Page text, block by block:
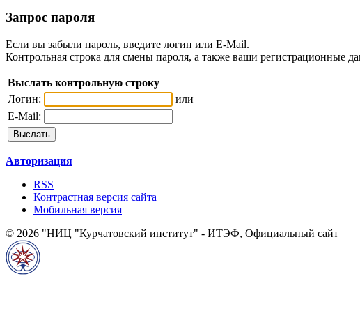
Запрос пароля
Если вы забыли пароль, введите логин или E-Mail.
Контрольная строка для смены пароля, а также ваши регистрационные
Выслать контрольную строку
Логин:
или
E-Mail:
Авторизация
RSS
Контрастная версия сайта
Мобильная версия
© 2026 "НИЦ "Курчатовский институт" - ИТЭФ, Официальный сайт